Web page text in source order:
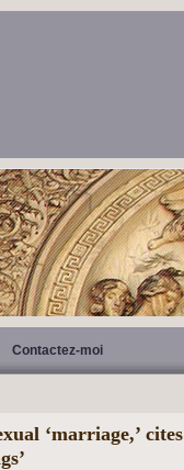
Contactez-moi
‘marriage,’ cites